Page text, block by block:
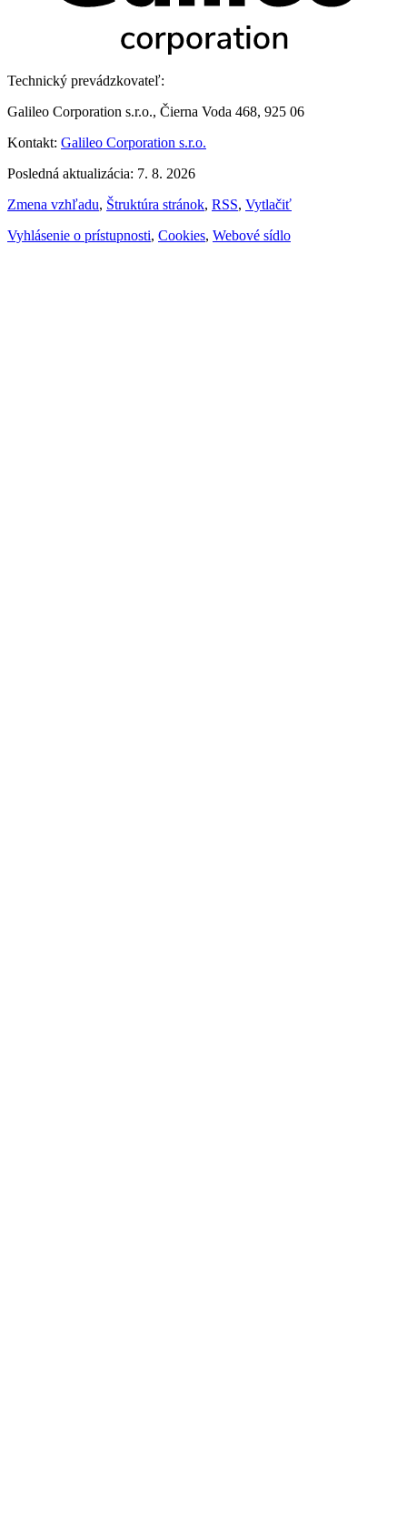
Technický prevádzkovateľ:
Galileo Corporation s.r.o., Čierna Voda 468, 925 06
Kontakt: Galileo Corporation s.r.o.
Posledná aktualizácia: 7. 8. 2026
Zmena vzhľadu, Štruktúra stránok, RSS, Vytlačiť
Vyhlásenie o prístupnosti, Cookies, Webové sídlo